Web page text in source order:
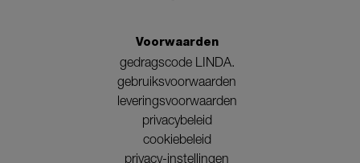
Voorwaarden
gedragscode LINDA.
gebruiksvoorwaarden
leveringsvoorwaarden
privacybeleid
cookiebeleid
privacy-instellingen